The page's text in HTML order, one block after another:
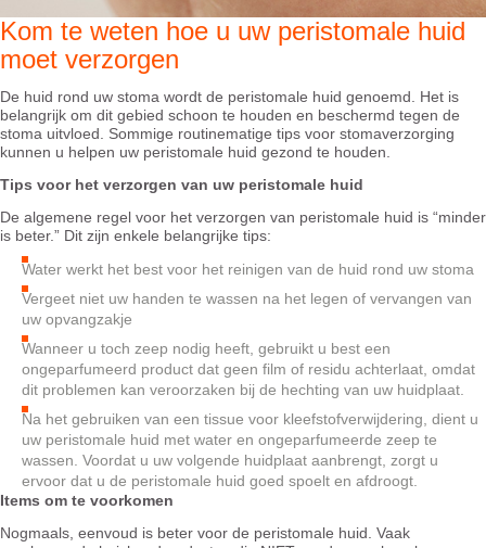
Kom te weten hoe u uw peristomale huid
moet verzorgen
De huid rond uw stoma wordt de peristomale huid genoemd. Het is
belangrijk om dit gebied schoon te houden en beschermd tegen de
stoma uitvloed. Sommige routinematige tips voor stomaverzorging
kunnen u helpen uw peristomale huid gezond te houden.
Tips voor het verzorgen van uw peristomale huid
De algemene regel voor het verzorgen van peristomale huid is “minder
is beter.” Dit zijn enkele belangrijke tips:
Water werkt het best voor het reinigen van de huid rond uw stoma
Vergeet niet uw handen te wassen na het legen of vervangen van
uw opvangzakje
Wanneer u toch zeep nodig heeft, gebruikt u best een
ongeparfumeerd product dat geen film of residu achterlaat, omdat
dit problemen kan veroorzaken bij de hechting van uw huidplaat.
Na het gebruiken van een tissue voor kleefstofverwijdering, dient u
uw peristomale huid met water en ongeparfumeerde zeep te
wassen. Voordat u uw volgende huidplaat aanbrengt, zorgt u
ervoor dat u de peristomale huid goed spoelt en afdroogt.
Items om te voorkomen
Nogmaals, eenvoud is beter voor de peristomale huid. Vaak